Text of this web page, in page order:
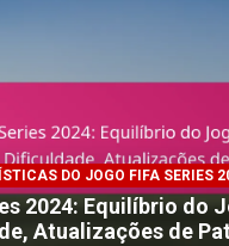
DO JOGO FIFA SERIES
2024: Equilíbrio do
Atualizações de